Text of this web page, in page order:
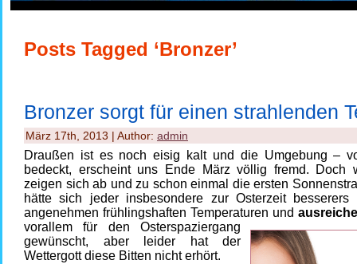
Posts Tagged ‘Bronzer’
Bronzer sorgt für einen strahlenden
März 17th, 2013 | Author: admin
Draußen ist es noch eisig kalt und die Umgebung –
bedeckt, erscheint uns Ende März völlig fremd. Doch
zeigen sich ab und zu schon einmal die ersten
hätte sich jeder insbesondere zur Osterzeit besserers
angenehmen frühlingshaften Temperaturen und
vorallem für den Osterspaziergang
gewünscht, aber leider hat der
Wettergott diese Bitten nicht erhört.